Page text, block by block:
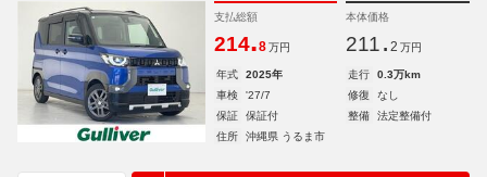
支払総額
214.8 万円
本体価格
211. 2 万円
年式 2025年 走行
0.3万km
車検
'27/7 修復
なし
保証
保証付 整備
法定整備付
住所
沖縄県 うるま市